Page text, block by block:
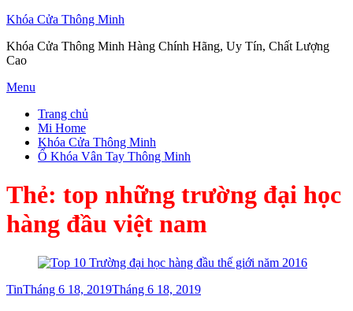
Khóa Cửa Thông Minh
Khóa Cửa Thông Minh Hàng Chính Hãng, Uy Tín, Chất Lượng
Cao
Skip
content
Menu
Trang chủ
Mi Home
Khóa Cửa Thông Minh
Ổ Khóa Vân Tay Thông Minh
Thẻ: top những trường đại học
hàng đầu việt nam
TinPosted
Tháng 6 18, 2019Tháng 6 18, 2019